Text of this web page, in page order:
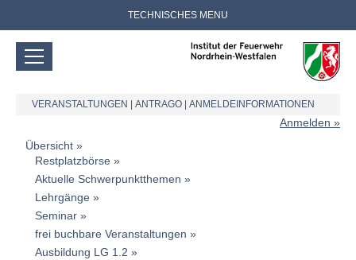
TECHNISCHES MENU
VERANSTALTUNGEN ANTRAGO ANMELDEINFORMATIONEN
Anmelden
Übersicht
Restplatzbörse
Aktuelle Schwerpunktthemen
Lehrgänge
Seminar
frei buchbare Veranstaltungen
Ausbildung LG 1.2